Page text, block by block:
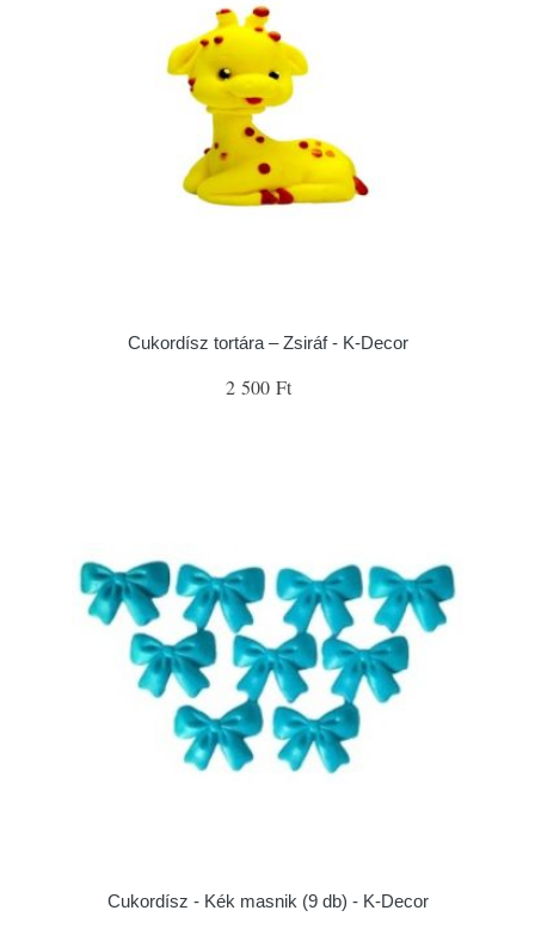
Cukordísz tortára – Zsiráf - K-Decor
2 500 Ft
Cukordísz - Kék masnik (9 db) - K-Decor